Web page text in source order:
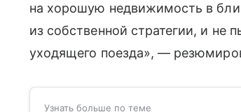
на хорошую недвижимость в
из собственной стратегии, и не
уходящего поезда», —
Узнать больше по теме